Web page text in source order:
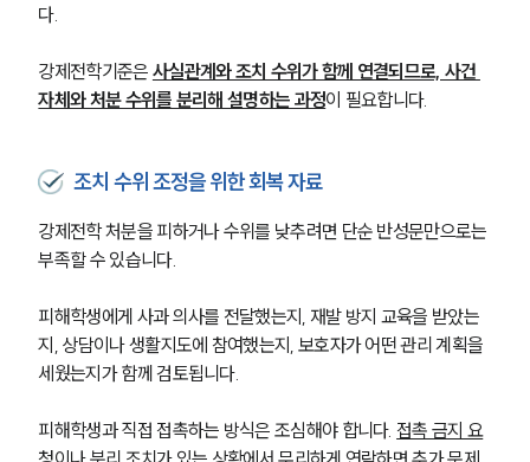
다.
강제전학기준은 사실관계와 조치 수위가 함께 연결되므로, 사건
자체와 처분 수위를 분리해 설명하는 과정이 필요합니다.
조치 수위 조정을 위한 회복 자료
강제전학 처분을 피하거나 수위를 낮추려면 단순 반성문만으로는
부족할 수 있습니다.
피해학생에게 사과 의사를 전달했는지, 재발 방지 교육을 받았는
지, 상담이나 생활지도에 참여했는지, 보호자가 어떤 관리 계획을
세웠는지가 함께 검토됩니다.
피해학생과 직접 접촉하는 방식은 조심해야 합니다. 접촉 금지 요